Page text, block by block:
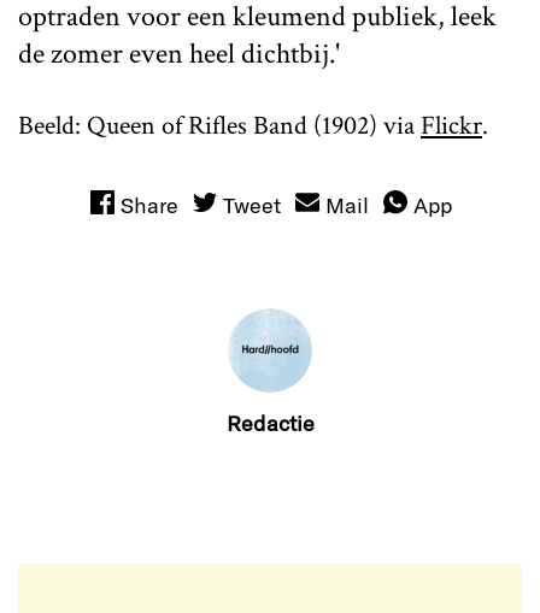
optraden voor een kleumend publiek, leek
de zomer even heel dichtbij.'
Beeld: Queen of Rifles Band (1902) via Flickr.
Share Tweet Mail App
Redactie